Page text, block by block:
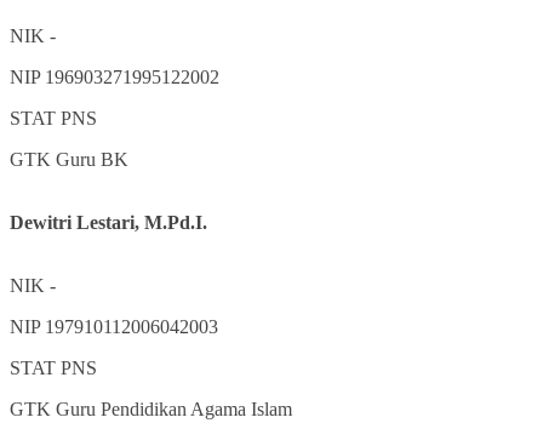
NIK -
NIP 196903271995122002
STAT PNS
GTK Guru BK
Dewitri Lestari, M.Pd.I.
NIK -
NIP 197910112006042003
STAT PNS
GTK Guru Pendidikan Agama Islam